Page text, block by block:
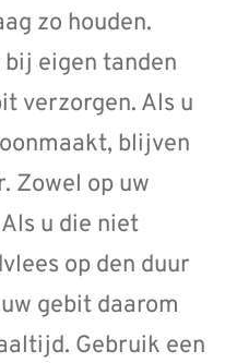
zo houden.
eigen tanden
verzorgen. Als u
blijven
Zowel op uw
u die niet
op den duur
gebit daarom
Gebruik een